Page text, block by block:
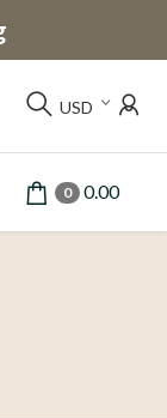
USD
0 0.00